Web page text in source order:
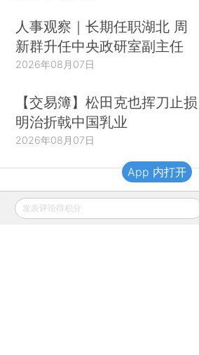
人事观察｜长期任职湖北 周
新群升任中央政研室副主任
2026年08月07日
【交易簿】松田克也挥刀止损
明治折戟中国乳业
2026年08月07日
财新移动
发表评论得积分
App 内打开